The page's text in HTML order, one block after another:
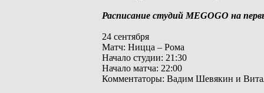
Расписание студий MEGOGO на
24 сентября
Матч: Ницца – Рома
Начало студии: 21:30
Начало матча: 22:00
Комментаторы: Вадим Шевякин и